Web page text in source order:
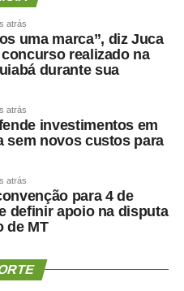
atrás
uma marca”, diz Juca
realizado na
durante sua
atrás
investimentos em
sem novos custos para
atrás
para 4 de
definir apoio na disputa
de MT